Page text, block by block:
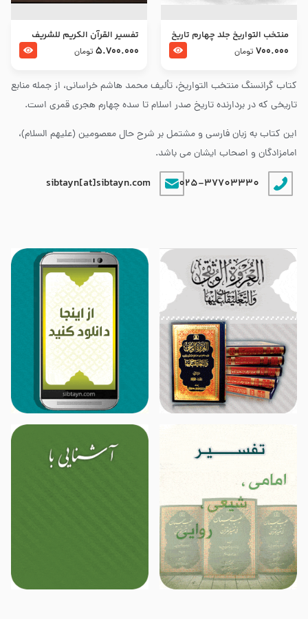
کتاب گرانسنگ منتخب التواريخ، تألیف محمد هاشم خراسانی، از جمله منابع
تاریخی که در بردارنده تاریخ صدر اسلام تا سده چهارم هجری قمری است.
این کتاب به زبان فارسی و مشتمل بر شرح حال معصومین (علیهم السلام)،
امامزادگان و اصحاب ایشان می باشد.
025-37703330
sibtayn[at]sibtayn.com
منتخب التواریخ جلد چهارم تاریخ
امام زین العابدین و امام محمد
700.000 تومان
تفسير القرآن الكريم للشريف
المرتضي قدس سرّه
5.700.000 تومان